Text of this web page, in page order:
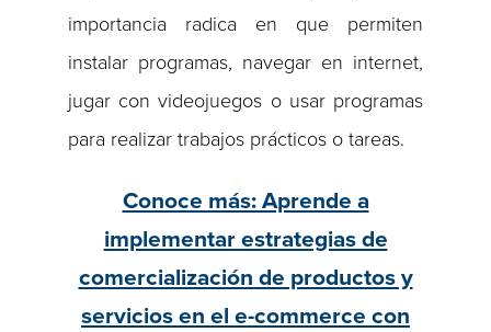
importancia radica en que permiten
instalar programas, navegar en internet,
jugar con videojuegos o usar programas
para realizar trabajos prácticos o tareas.
Conoce más: Aprende a
implementar estrategias de
comercialización de productos y
servicios en el e-commerce con